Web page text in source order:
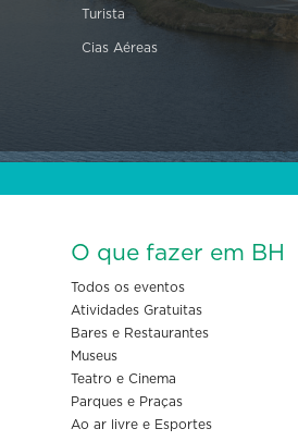
Turista
Cias Aéreas
O que fazer em BH
Todos os eventos
Atividades Gratuitas
Bares e Restaurantes
Museus
Teatro e Cinema
Parques e Praças
Ao ar livre e Esportes